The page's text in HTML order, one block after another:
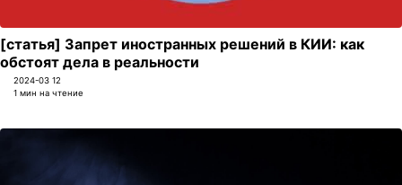
[статья] Запрет иностранных решений в КИИ: как
обстоят дела в реальности
2024-03 12
1 мин на чтение